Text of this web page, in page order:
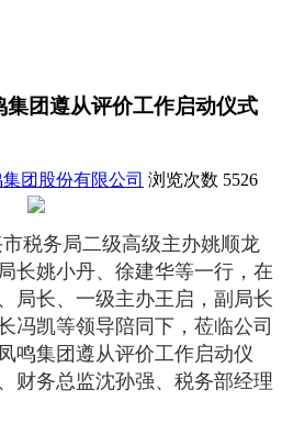
团遵从评价工作启动仪式
团股份有限公司 浏览次数 5526
税务局二级高级主办姚顺龙
长姚小丹、徐建华等一行，在
局长、一级主办王启，副局长
冯凯等领导陪同下，莅临公司
鸣集团遵从评价工作启动仪
财务总监沈孙强、税务部经理